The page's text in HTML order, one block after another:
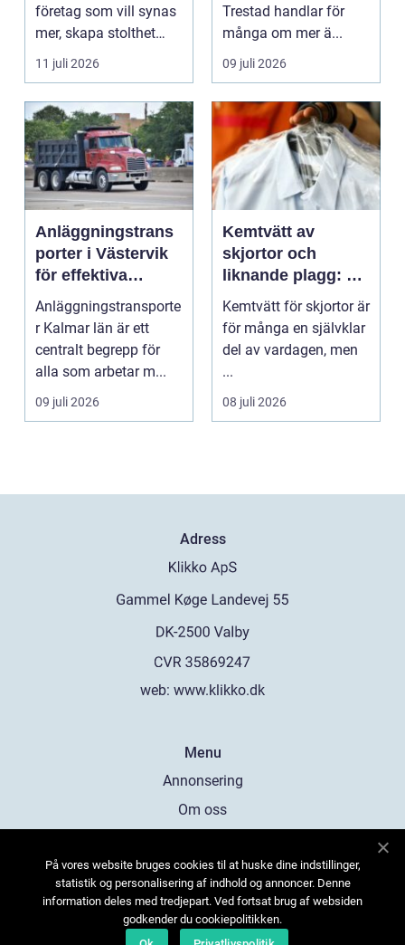
företag som vill synas
mer, skapa stolthet
inte...
11 juli 2026
Trestad handlar för
många om mer ä...
09 juli 2026
Anläggningstrans
porter i Västervik
för effektiva
byggprojekt
Anläggningstransporte
r Kalmar län är ett
centralt begrepp för
alla som arbetar m...
09 juli 2026
Kemtvätt av
skjortor och
liknande plagg: Så
fungerar
professionell
klädvård i
Kemtvätt för skjortor är
för många en självklar
del av vardagen, men
...
08 juli 2026
Adress
web: www.klikko.dk
Menu
Annonsering
Om oss
Kontakta oss
Sitemap
På vores website bruges cookies til at huske dine indstillinger,
statistik og personalisering af indhold og annoncer. Denne
information deles med tredjepart. Ved fortsat brug af websiden
godkender du cookiepolitikken.